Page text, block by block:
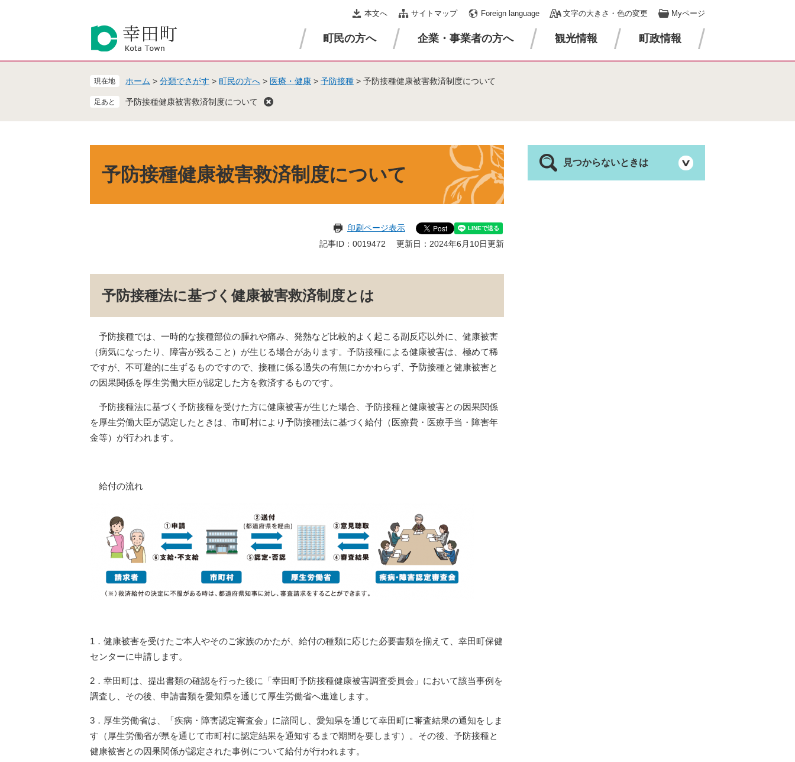
先
を
本
本文へ サイトマップ Foreign language 文字の大きさ・色の変更 Myページ
町民の方へ 企業・事業者の方へ 観光情報 町政情報
現在地 ホーム > 分類でさがす > 町民の方へ > 医療・健康 > 予防接種 > 予防接種健康被害救済制度について
予防接種健康被害救済制度について
予防接種健康被害救済制度について
印刷ページ表示
記事ID：0019472
更新日：2024年6月10日更新
予防接種法に基づく健康被害救済制度とは
予防接種では、一時的な接種部位の腫れや痛み、発熱など比較的よく起こる副反応以外に、健康被害
（病気になったり、障害が残ること）が生じる場合があります。予防接種による健康被害は、極めて稀
ですが、不可避的に生ずるものですので、接種に係る過失の有無にかかわらず、予防接種と健康被害と
の因果関係を厚生労働大臣が認定した方を救済するものです。
予防接種法に基づく予防接種を受けた方に健康被害が生じた場合、予防接種と健康被害との因果関係
を厚生労働大臣が認定したときは、市町村により予防接種法に基づく給付（医療費・医療手当・障害年
金等）が行われます。
給付の流れ
1．健康被害を受けたご本人やそのご家族のかたが、給付の種類に応じた必要書類を揃えて、幸田町保健
センターに申請します。
2．幸田町は、提出書類の確認を行った後に「幸田町予防接種健康被害調査委員会」において該当事例を
調査し、その後、申請書類を愛知県を通じて厚生労働省へ進達します。
3．厚生労働省は、「疾病・障害認定審査会」に諮問し、愛知県を通じて幸田町に審査結果の通知をしま
す（厚生労働省が県を通じて市町村に認定結果を通知するまで期間を要します）。その後、予防接種と
健康被害との因果関係が認定された事例について給付が行われます。
見つからないときは